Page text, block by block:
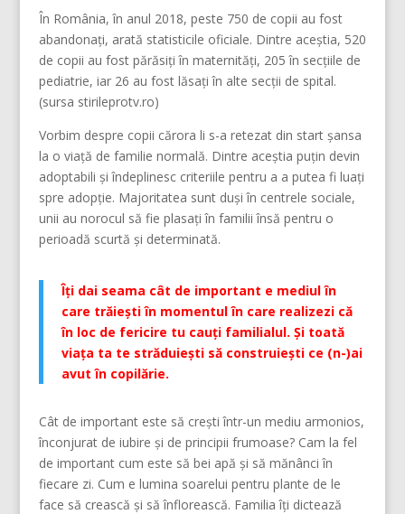
În România, în anul 2018, peste 750 de copii au fost
abandonaţi, arată statisticile oficiale. Dintre aceştia, 520
de copii au fost părăsiţi în maternităţi, 205 în secţiile de
pediatrie, iar 26 au fost lăsaţi în alte secţii de spital.
(sursa stirileprotv.ro)
Vorbim despre copii cărora li s-a retezat din start șansa
la o viață de familie normală. Dintre aceștia puțin devin
adoptabili și îndeplinesc criteriile pentru a a putea fi luați
spre adopție. Majoritatea sunt duși în centrele sociale,
unii au norocul să fie plasați în familii însă pentru o
perioadă scurtă și determinată.
Îți dai seama cât de important e mediul în
care trăiești în momentul în care realizezi că
în loc de fericire tu cauți familialul. Și toată
viața ta te străduiești să construiești ce (n-)ai
avut în copilărie.
Cât de important este să crești într-un mediu armonios,
înconjurat de iubire și de principii frumoase? Cam la fel
de important cum este să bei apă și să mănânci în
fiecare zi. Cum e lumina soarelui pentru plante de le
face să crească și să înflorească. Familia îți dictează